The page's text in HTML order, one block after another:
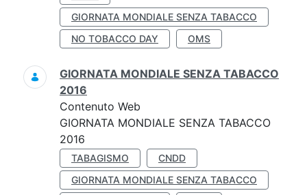
GIORNATA MONDIALE SENZA TABACCO
NO TOBACCO DAY
OMS
GIORNATA MONDIALE SENZA TABACCO
2016
Contenuto Web
GIORNATA MONDIALE SENZA TABACCO
2016
TABAGISMO
CNDD
GIORNATA MONDIALE SENZA TABACCO